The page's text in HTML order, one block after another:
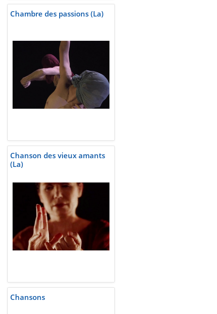
Chambre des passions (La)
Chanson des vieux amants
(La)
Chansons